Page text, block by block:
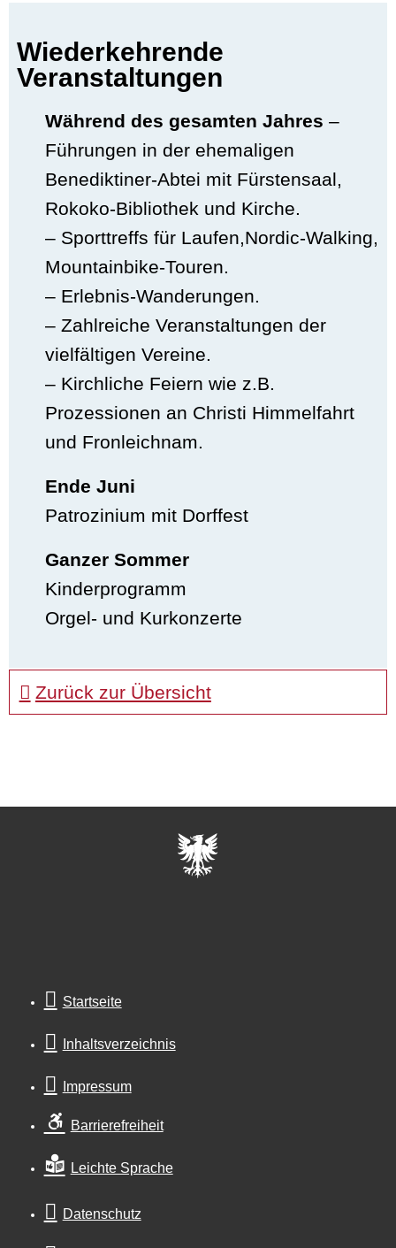
Wiederkehrende
Veranstaltungen
Während des gesamten Jahres –
Führungen in der ehemaligen
Benediktiner-Abtei mit Fürstensaal,
Rokoko-Bibliothek und Kirche.
– Sporttreffs für Laufen,Nordic-Walking,
Mountainbike-Touren.
– Erlebnis-Wanderungen.
– Zahlreiche Veranstaltungen der
vielfältigen Vereine.
– Kirchliche Feiern wie z.B.
Prozessionen an Christi Himmelfahrt
und Fronleichnam.
Ende Juni
Patrozinium mit Dorffest
Ganzer Sommer
Kinderprogramm
Orgel- und Kurkonzerte
Zurück zur Übersicht
Startseite
Inhaltsverzeichnis
Impressum
Barrierefreiheit
Leichte Sprache
Datenschutz